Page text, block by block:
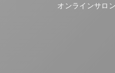
オンラインサロ